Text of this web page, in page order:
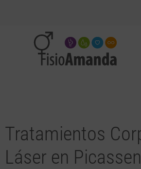
Tratamientos
Láser en